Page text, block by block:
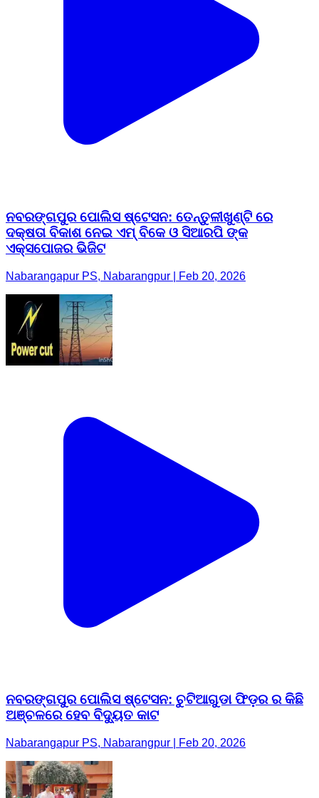
ନବରଙ୍ଗପୁର ପୋଲିସ ଷ୍ଟେସନ: ତେନ୍ତୁଳୀଖୁଣ୍ଟି ରେ
ଦକ୍ଷତା ବିକାଶ ନେଇ ଏମ୍ ବିକେ ଓ ସିଆରପି ଙ୍କ
ଏକ୍ସପୋଜର ଭିଜିଟ
Nabarangapur PS, Nabarangpur | Feb 20, 2026
ନବରଙ୍ଗପୁର ପୋଲିସ ଷ୍ଟେସନ: ଚୁଟିଆଗୁଡା ଫିଡ଼ର ର କିଛି
ଅଞ୍ଚଳରେ ହେବ ବିଦ୍ୟୁତ କାଟ
Nabarangapur PS, Nabarangpur | Feb 20, 2026